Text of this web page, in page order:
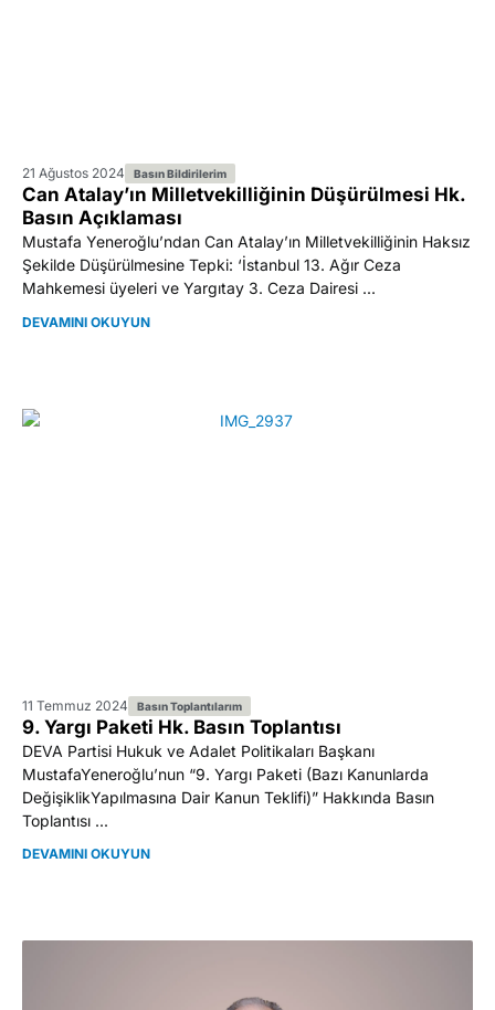
21 Ağustos 2024 Basın Bildirilerim
Can Atalay’ın Milletvekilliğinin Düşürülmesi Hk.
Basın Açıklaması
Mustafa Yeneroğlu’ndan Can Atalay’ın Milletvekilliğinin Haksız
Şekilde Düşürülmesine Tepki: ‘İstanbul 13. Ağır Ceza
Mahkemesi üyeleri ve Yargıtay 3. Ceza Dairesi ...
DEVAMINI OKUYUN
11 Temmuz 2024 Basın Toplantılarım
9. Yargı Paketi Hk. Basın Toplantısı
DEVA Partisi Hukuk ve Adalet Politikaları Başkanı
MustafaYeneroğlu’nun “9. Yargı Paketi (Bazı Kanunlarda
DeğişiklikYapılmasına Dair Kanun Teklifi)” Hakkında Basın
Toplantısı ...
DEVAMINI OKUYUN